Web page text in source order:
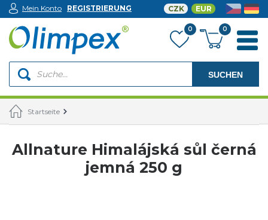
SUCHEN
Mein Konto REGISTRIERUNG
0
CZK EUR
0
Startseite
Allnature Himalájská sůl černá
jemná 250 g